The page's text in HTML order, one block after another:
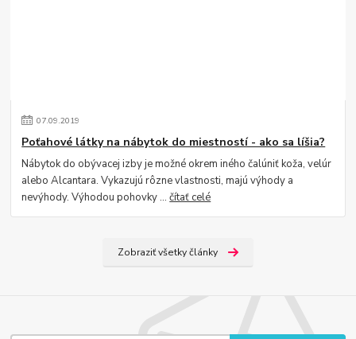
07.09.2019
Poťahové látky na nábytok do miestností - ako sa líšia?
Nábytok do obývacej izby je možné okrem iného čalúniť koža, velúr
alebo Alcantara. Vykazujú rôzne vlastnosti, majú výhody a
nevýhody. Výhodou pohovky ...čítať celé
Zobraziť všetky články